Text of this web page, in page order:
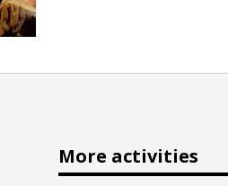
More activities